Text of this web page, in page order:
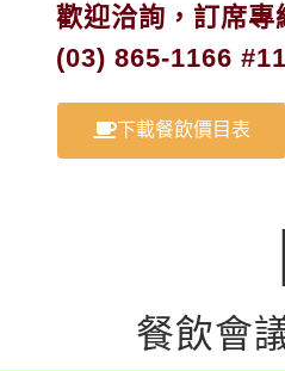
歡迎洽詢，訂席專
(03) 865-1166 #11
下載餐飲價目表
餐飲會